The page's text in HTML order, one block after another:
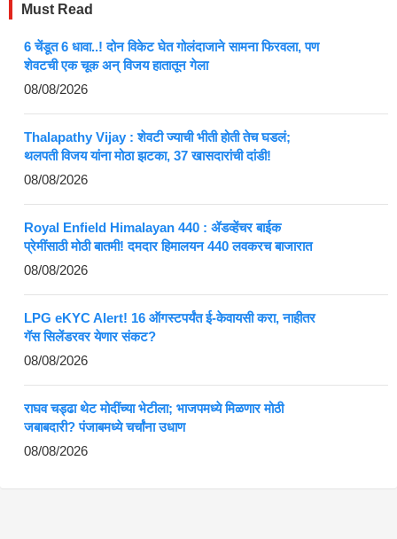
Must Read
6 चेंडूत 6 धावा..! दोन विकेट घेत गोलंदाजाने सामना फिरवला, पण
शेवटची एक चूक अन् विजय हातातून गेला
08/08/2026
Thalapathy Vijay : शेवटी ज्याची भीती होती तेच घडलं;
थलपती विजय यांना मोठा झटका, 37 खासदारांची दांडी!
08/08/2026
Royal Enfield Himalayan 440 : ॲडव्हेंचर बाईक
प्रेमींसाठी मोठी बातमी! दमदार हिमालयन 440 लवकरच बाजारात
08/08/2026
LPG eKYC Alert! 16 ऑगस्टपर्यंत ई-केवायसी करा, नाहीतर
गॅस सिलेंडरवर येणार संकट?
08/08/2026
राघव चड्ढा थेट मोदींच्या भेटीला; भाजपमध्ये मिळणार मोठी
जबाबदारी? पंजाबमध्ये चर्चांना उधाण
08/08/2026